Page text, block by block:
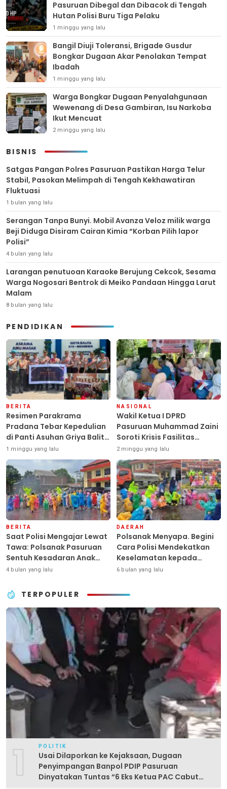
Pasuruan Dibegal dan Dibacok di Tengah
Hutan Polisi Buru Tiga Pelaku
1 minggu yang lalu
Bangil Diuji Toleransi, Brigade Gusdur
Bongkar Dugaan Akar Penolakan Tempat
Ibadah
1 minggu yang lalu
Warga Bongkar Dugaan Penyalahgunaan
Wewenang di Desa Gambiran, Isu Narkoba
Ikut Mencuat
2 minggu yang lalu
BISNIS
Satgas Pangan Polres Pasuruan Pastikan Harga Telur
Stabil, Pasokan Melimpah di Tengah Kekhawatiran
Fluktuasi
1 bulan yang lalu
Serangan Tanpa Bunyi. Mobil Avanza Veloz milik warga
Beji Diduga Disiram Cairan Kimia “Korban Pilih lapor
Polisi”
4 bulan yang lalu
Larangan penutuoan Karaoke Berujung Cekcok, Sesama
Warga Nogosari Bentrok di Meiko Pandaan Hingga Larut
Malam
8 bulan yang lalu
PENDIDIKAN
BERITA
Resimen Parakrama
Pradana Tebar Kepedulian
di Panti Asuhan Griya Balita
SYD, Peluk Hangat Balita
Terlantar “POLRI Hadir
Dengan Hati”
1 minggu yang lalu
NASIONAL
Wakil Ketua I DPRD
Pasuruan Muhammad Zaini
Soroti Krisis Fasilitas
Sekolah di Tengah Efisiensi
Anggaran
2 minggu yang lalu
BERITA
Saat Polisi Mengajar Lewat
Tawa: Polsanak Pasuruan
Sentuh Kesadaran Anak
Sejak Dini
4 bulan yang lalu
DAERAH
Polsanak Menyapa. Begini
Cara Polisi Mendekatkan
Keselamatan kepada
Generasi Sejak Usia Dini
6 bulan yang lalu
TERPOPULER
1 POLITIK
Usai Dilaporkan ke Kejaksaan, Dugaan
Penyimpangan Banpol PDIP Pasuruan
Dinyatakan Tuntas “6 Eks Ketua PAC Cabut